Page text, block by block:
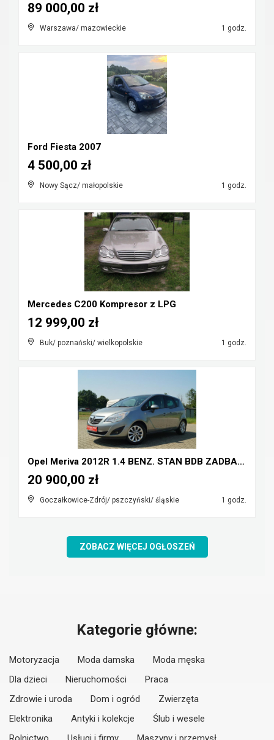
Warszawa/ mazowieckie 1 godz.
89 000,00 zł
Ford Fiesta 2007
Nowy Sącz/ małopolskie 1 godz.
4 500,00 zł
Mercedes C200 Kompresor z LPG
Buk/ poznański/ wielkopolskie 1 godz.
12 999,00 zł
Opel Meriva 2012R 1.4 BENZ. STAN BDB ZADBANY HAK
Goczałkowice-Zdrój/ pszczyński/ śląskie 1 godz.
20 900,00 zł
ZOBACZ WIĘCEJ OGŁOSZEŃ
Kategorie główne:
Motoryzacja Moda damska
Moda męska
Dla dzieci
Nieruchomości
Praca
Zdrowie i uroda
Dom i ogród
Zwierzęta
Elektronika
Antyki i kolekcje
Ślub i wesele